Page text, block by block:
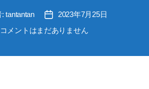
:tantantan
投
稿
日
2023年7月25日
色
コメントはまだありません